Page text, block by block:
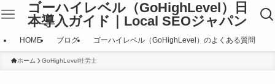
ゴーハイレベル（GoHighLevel）日
本導入ガイド｜Local SEOジャパン
HOME ブログ ゴーハイレベル（GoHighLevel）のよくある質問
ホーム GoHighLevel社労士